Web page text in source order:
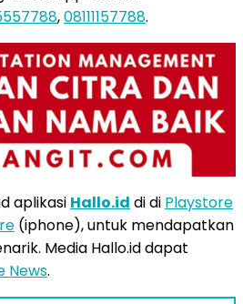
,08111157788.
aplikasi Hallo.id di di Playstore
(iphone), untuk mendapatkan
Media Hallo.id dapat
News.